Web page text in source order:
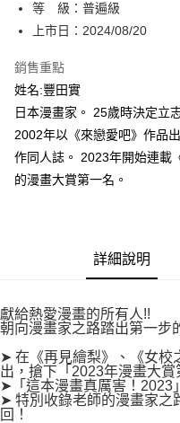
１．於結帳方式選擇「AFTEE先
結帳頁面，進行簡訊認證並確認
２．訂單成立數日內，您將收到
ATM／網路銀行／等多元方式進
※ 請注意：結帳手續完成當下不
購買商品的店家。未經商家同意
後付繳納相關費用。
※ 交易是否成功請以「AFTEE先
是否繳費成功／繳費後需取消欲
權轉讓予恩沛科技股份有限公司。
２．關於個人資料處理事宜，請
https://aftee.tw/terms/#terms3
「AFTEE先享後付」，若未經同
任。
４．使用「AFTEE先享後付」時
時審查核予不同之上限額度；若
請求用戶進行身份認證。
５．嚴禁一人註冊多個帳號或使
恩沛科技股份有限公司將有權停
付款後全家取貨
每筆NT$80，滿NT$500(含
付款後萊爾富取貨
每筆NT$80，滿NT$500(含
付款後7-11取貨
每筆NT$80，滿NT$500(含以
宅配
每筆NT$100，滿NT$800(含
國家/地區配送
等 級：普遍級
上市日：2024/08/20
銷售重點
姓名:豐田實
日本漫畫家。 25歲時決定立
2002年以《來戀愛吧》作品
作同人誌。 2023年開始連載
的漫畫大賞第一名。
詳細說明
獻給熱愛漫畫的所有人!!
朝向漫畫家之路踏出第一步
➤ 在《再見繪梨》、《女校
出，搶下「2023年漫畫大賞
➤「這本漫畫真厲害！2023
➤ 特別收錄老師的漫畫家之
回！